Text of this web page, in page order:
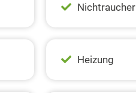
Nichtraucher
Heizung